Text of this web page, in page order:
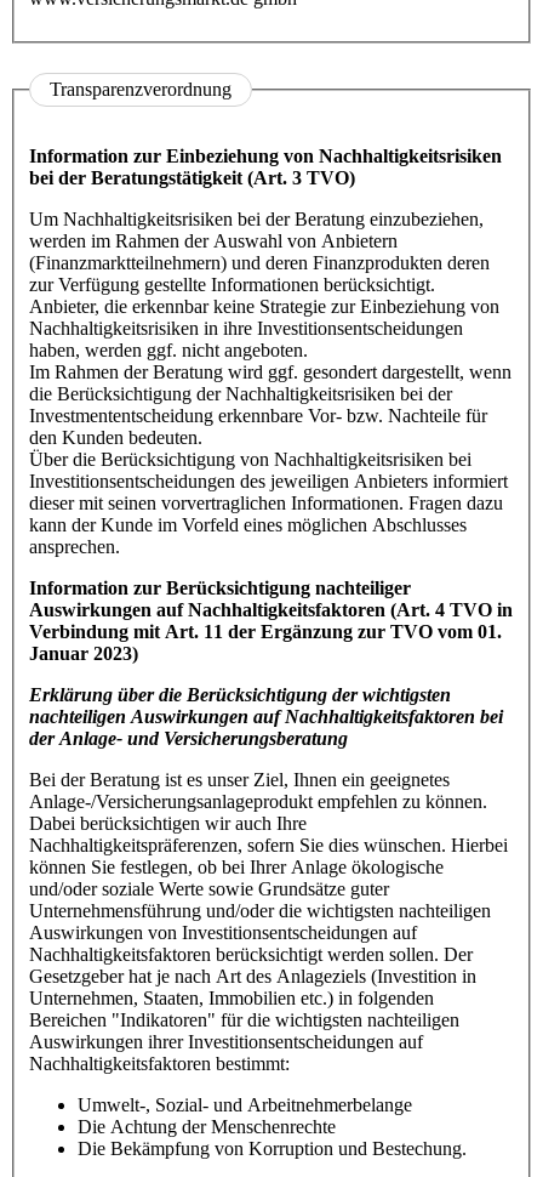
Transparenzverordnung
Information zur Einbeziehung von Nachhaltigkeitsrisiken
bei der Beratungstätigkeit (Art. 3 TVO)
Um Nachhaltigkeitsrisiken bei der Beratung einzubeziehen,
werden im Rahmen der Auswahl von Anbietern
(Finanzmarktteilnehmern) und deren Finanzprodukten deren
zur Verfügung gestellte Informationen berücksichtigt.
Anbieter, die erkennbar keine Strategie zur Einbeziehung von
Nachhaltigkeitsrisiken in ihre Investitionsentscheidungen
haben, werden ggf. nicht angeboten.
Im Rahmen der Beratung wird ggf. gesondert dargestellt, wenn
die Berücksichtigung der Nachhaltigkeitsrisiken bei der
Investmententscheidung erkennbare Vor- bzw. Nachteile für
den Kunden bedeuten.
Über die Berücksichtigung von Nachhaltigkeitsrisiken bei
Investitionsentscheidungen des jeweiligen Anbieters informiert
dieser mit seinen vorvertraglichen Informationen. Fragen dazu
kann der Kunde im Vorfeld eines möglichen Abschlusses
ansprechen.
Information zur Berücksichtigung nachteiliger
Auswirkungen auf Nachhaltigkeitsfaktoren (Art. 4 TVO in
Verbindung mit Art. 11 der Ergänzung zur TVO vom 01.
Januar 2023)
Erklärung über die Berücksichtigung der wichtigsten
nachteiligen Auswirkungen auf Nachhaltigkeitsfaktoren bei
der Anlage- und Versicherungsberatung
Bei der Beratung ist es unser Ziel, Ihnen ein geeignetes
Anlage-/Versicherungsanlageprodukt empfehlen zu können.
Dabei berücksichtigen wir auch Ihre
Nachhaltigkeitspräferenzen, sofern Sie dies wünschen. Hierbei
können Sie festlegen, ob bei Ihrer Anlage ökologische
und/oder soziale Werte sowie Grundsätze guter
Unternehmensführung und/oder die wichtigsten nachteiligen
Auswirkungen von Investitionsentscheidungen auf
Nachhaltigkeitsfaktoren berücksichtigt werden sollen. Der
Gesetzgeber hat je nach Art des Anlageziels (Investition in
Unternehmen, Staaten, Immobilien etc.) in folgenden
Bereichen "Indikatoren" für die wichtigsten nachteiligen
Auswirkungen ihrer Investitionsentscheidungen auf
Nachhaltigkeitsfaktoren bestimmt:
Umwelt-, Sozial- und Arbeitnehmerbelange
Die Achtung der Menschenrechte
Die Bekämpfung von Korruption und Bestechung.